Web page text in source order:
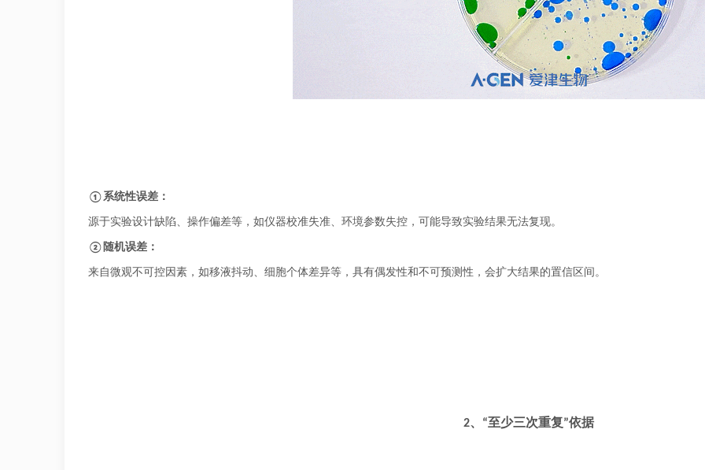
①系统性误差：
源于实验设计缺陷、操作偏差等，如仪器校准失准、环境参数失控，可能导致实验结果无法复现。
②随机误差：
来自微观不可控因素，如移液抖动、细胞个体差异等，具有偶发性和不可预测性，会扩大结果的置信区间。
2、“至少三次重复”依据